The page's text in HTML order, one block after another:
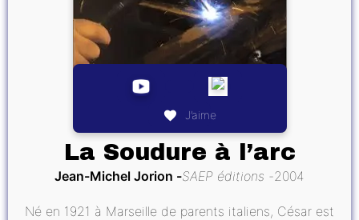
J’aime
La Soudure à l’arc
Jean-Michel Jorion SAEP éditions 2004
Né en 1921 à Marseille de parents italiens, César est